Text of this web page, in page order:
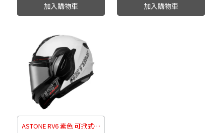
加入購物車 加入購物車
ASTONE RV6 素色 可掀式安